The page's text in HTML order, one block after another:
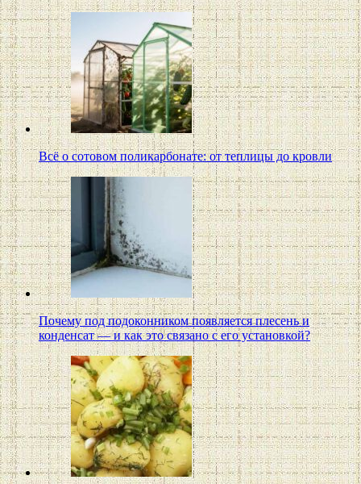
Всё о сотовом поликарбонате: от теплицы до кровли
Почему под подоконником появляется плесень и
конденсат — и как это связано с его установкой?